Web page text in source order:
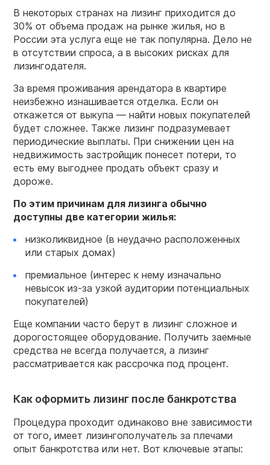
В некоторых странах на лизинг приходится до
30% от объема продаж на рынке жилья, но в
России эта услуга еще не так популярна. Дело не
в отсутствии спроса, а в высоких рисках для
лизингодателя.
За время проживания арендатора в квартире
неизбежно изнашивается отделка. Если он
откажется от выкупа — найти новых покупателей
будет сложнее. Также лизинг подразумевает
периодические выплаты. При снижении цен на
недвижимость застройщик понесет потери, то
есть ему выгоднее продать объект сразу и
дороже.
По этим причинам для лизинга обычно
доступны две категории жилья:
низколиквидное (в неудачно расположенных
или старых домах)
премиальное (интерес к нему изначально
невысок из-за узкой аудитории потенциальных
покупателей)
Еще компании часто берут в лизинг сложное и
дорогостоящее оборудование. Получить заемные
средства не всегда получается, а лизинг
рассматривается как рассрочка под процент.
Как оформить лизинг после банкротства
Процедура проходит одинаково вне зависимости
от того, имеет лизингополучатель за плечами
опыт банкротства или нет. Вот ключевые этапы: